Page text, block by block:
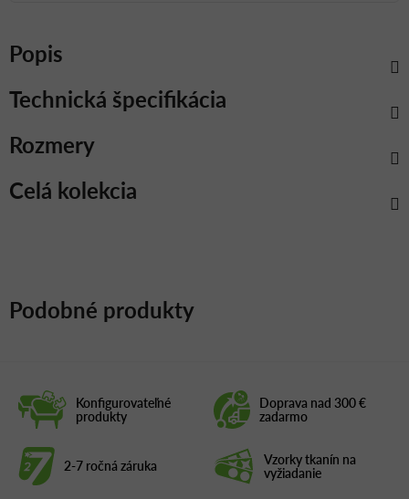
Konfigurovateľné
produkty
Doprava nad 300 €
zadarmo
2-7 ročná záruka Vzorky tkanín na
vyžiadanie
Popis
Celá kolekcia
Rozmery
Technická špecifikácia
Podobné produkty